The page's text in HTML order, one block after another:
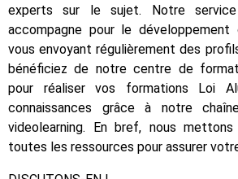
experts sur le sujet. Notre
accompagne pour le
vous envoyant régulièrement des
bénéficiez de notre centre de
pour réaliser vos formations Loi
connaissances grâce à notre
videolearning. En bref, nous
toutes les ressources pour assurer